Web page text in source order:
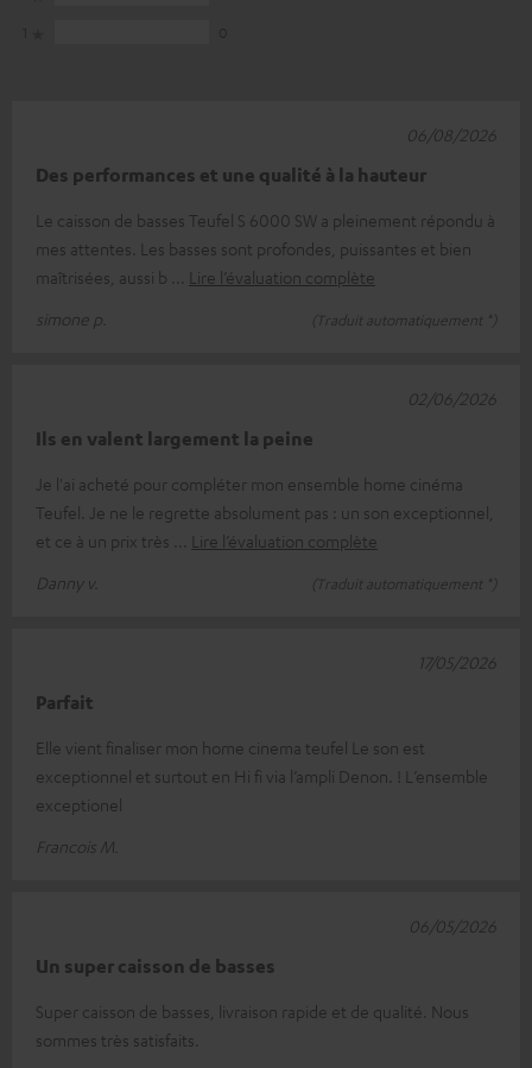
Des performances et une qualité à la hauteur
Le caisson de basses Teufel S 6000 SW a pleinement répondu à
mes attentes. Les basses sont profondes, puissantes et bien
maîtrisées, aussi b
Lire l’évaluation complète
simone p.
(Traduit automatiquement *)
06/08/2026
Ils en valent largement la peine
Je l'ai acheté pour compléter mon ensemble home cinéma
Teufel. Je ne le regrette absolument pas : un son exceptionnel,
et ce à un prix très
Lire l’évaluation complète
Danny v.
(Traduit automatiquement *)
02/06/2026
Parfait
Elle vient finaliser mon home cinema teufel Le son est
exceptionnel et surtout en Hi fi via l’ampli Denon. ! L’ensemble
exceptionel
Francois M.
17/05/2026
Un super caisson de basses
Super caisson de basses, livraison rapide et de qualité. Nous
sommes très satisfaits.
06/05/2026